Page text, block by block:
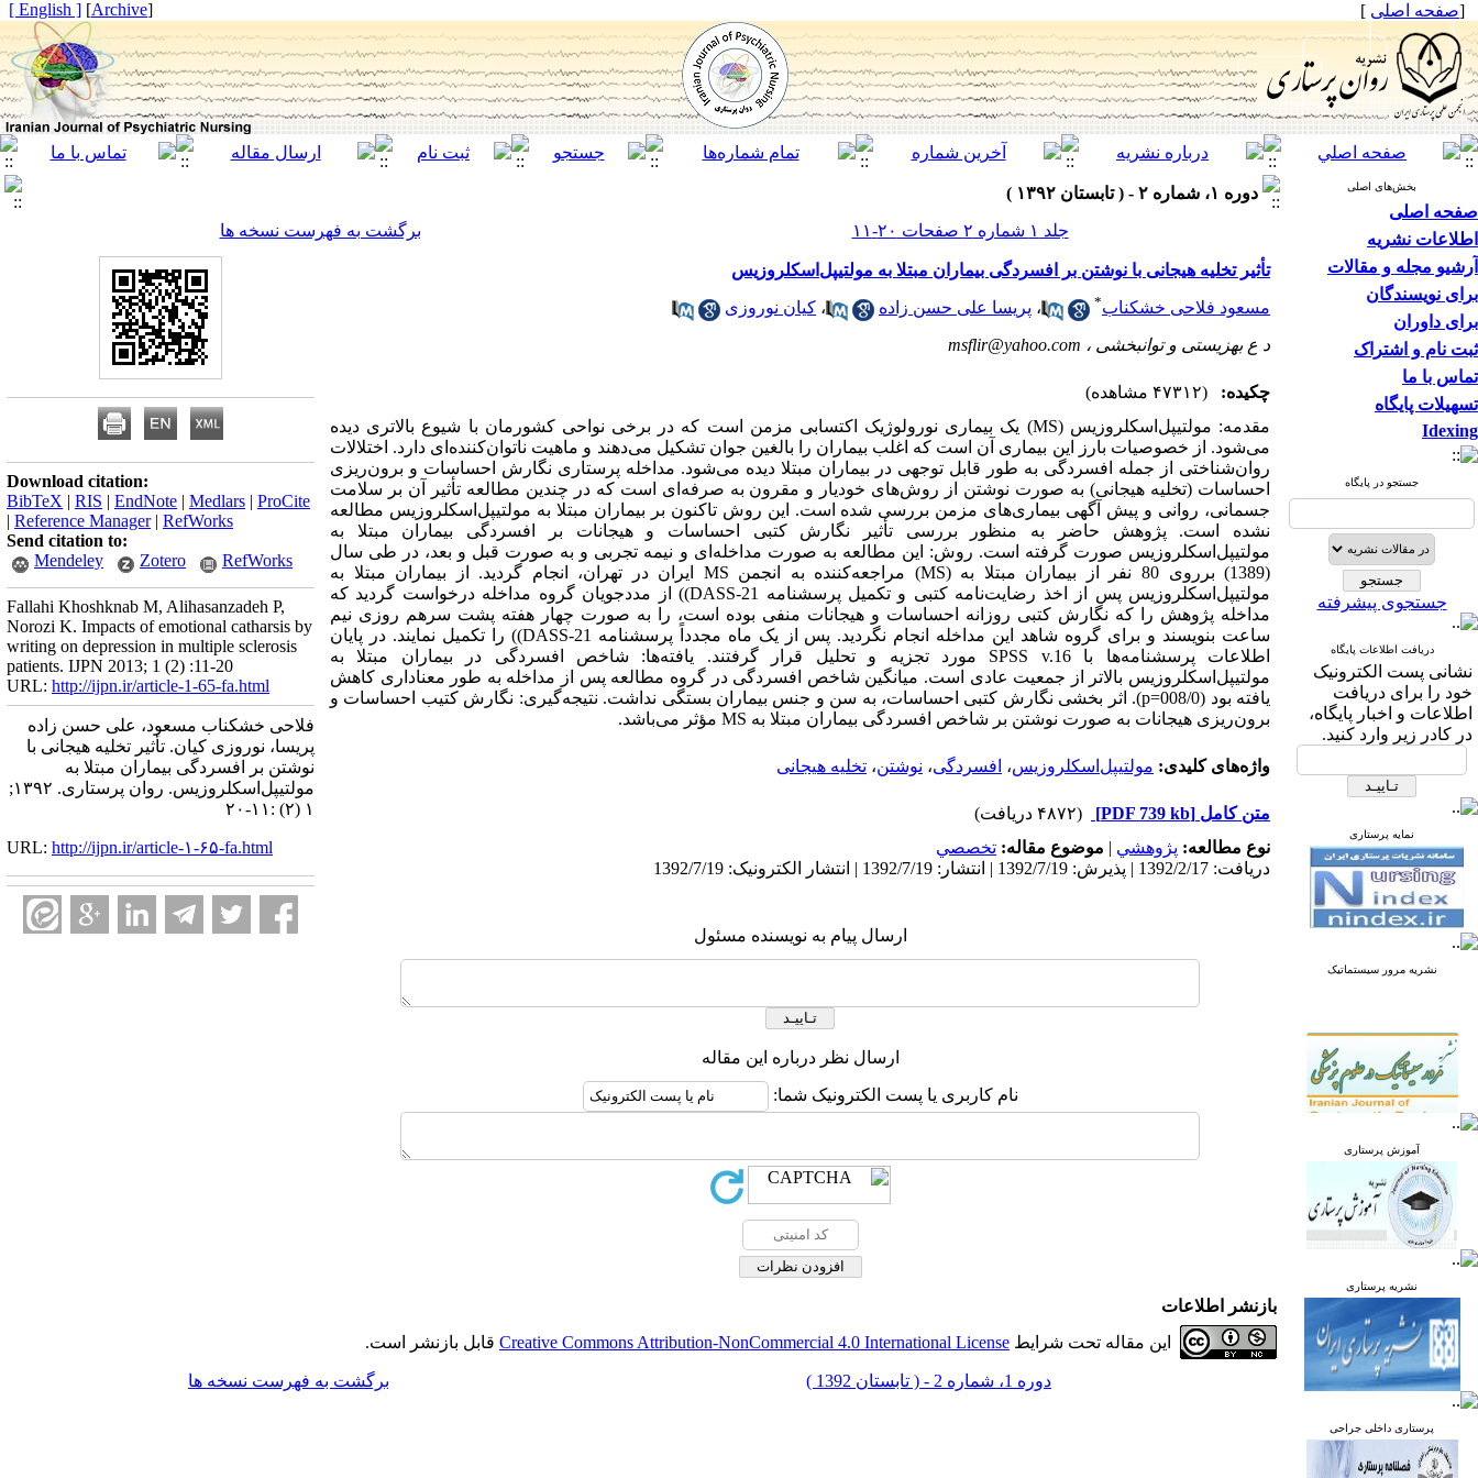
[صفحه اصلی ]
[
Archive
]
[ English ]
بخش‌های اصلی
صفحه اصلی
اطلاعات نشریه
آرشیو مجله و مقالات
برای نویسندگان
برای داوران
ثبت نام و اشتراک
تماس با ما
تسهیلات پایگاه
Idexing
جستجو در پایگاه
جستجوی پیشرفته
دریافت اطلاعات پایگاه
نشانی پست الکترونیک
خود را برای دریافت
اطلاعات و اخبار پایگاه،
در کادر زیر وارد کنید.
نمایه پرستاری
نشریه مرور سیستماتیک
آموزش پرستاری
نشریه پرستاری
پرستاری داخلی جراحی
دوره ۱، شماره ۲ - ( تابستان ۱۳۹۲ )
جلد ۱ شماره ۲ صفحات ۲۰-۱۱
برگشت به فهرست نسخه ها
تأثیر تخلیه هیجانی با نوشتن بر افسردگی بیماران مبتلا به مولتیپل‌اسکلروزیس
مسعود فلاحی خشکناب* ، پریسا علی حسن زاده ، کیان نوروزی
د ع بهزیستی و توانبخشی ، msflir@yahoo.com
چکیده:
(۴۷۳۱۲ مشاهده)
مقدمه: مولتیپل‌اسکلروزیس (MS) یک بیماری نورولوژیک اکتسابی مزمن است که در برخی نواحی کشورمان با شیوع بالاتری دیده
می‌شود. از خصوصیات بارز این بیماری آن است که اغلب بیماران را بالغین جوان تشکیل می‌دهند و ماهیت ناتوان‌کننده‌ای دارد. اختلالات
روان‌شناختی از جمله افسردگی به طور قابل توجهی در بیماران مبتلا دیده می‌شود. مداخله پرستاری نگارش احساسات و برون‌ریزی
احساسات (تخلیه هیجانی) به صورت نوشتن از روش‌های خودیار و مقرون به صرفه‌ای است که در چندین مطالعه تأثیر آن بر سلامت
جسمانی، روانی و پیش آگهی بیماری‌های مزمن بررسی شده است. این روش تاکنون بر بیماران مبتلا به مولتیپل‌اسکلروزیس مطالعه
نشده است. پژوهش حاضر به منظور بررسی تأثیر نگارش کتبی احساسات و هیجانات بر افسردگی بیماران مبتلا به
مولتیپل‌اسکلروزیس صورت گرفته است. روش: این مطالعه به صورت مداخله‌ای و نیمه تجربی و به صورت قبل و بعد، در طی سال
(1389) برروی 80 نفر از بیماران مبتلا به (MS) مراجعه‌کننده به انجمن MS ایران در تهران، انجام گردید. از بیماران مبتلا به
مولتیپل‌اسکلروزیس پس از اخذ رضایت‌نامه کتبی و تکمیل پرسشنامه DASS-21)) از مددجویان گروه مداخله درخواست گردید که
مداخله پژوهش را که نگارش کتبی روزانه احساسات و هیجانات منفی بوده است، را به صورت چهار هفته پشت سرهم روزی نیم
ساعت بنویسند و برای گروه شاهد این مداخله انجام نگردید. پس از یک ماه مجدداً پرسشنامه DASS-21)) را تکمیل نمایند. در پایان
اطلاعات پرسشنامه‌ها با SPSS v.16 مورد تجزیه و تحلیل قرار گرفتند. یافته‌ها: شاخص افسردگی در بیماران مبتلا به
مولتیپل‌اسکلروزیس بالاتر از جمعیت عادی است. میانگین شاخص افسردگی در گروه مطالعه پس از مداخله به طور معناداری کاهش
یافته بود (008/0=p). اثر بخشی نگارش کتبی احساسات، به سن و جنس بیماران بستگی نداشت. نتیجه‌گیری: نگارش کتیب احساسات و
برون‌ریزی هیجانات به صورت نوشتن بر شاخص افسردگی بیماران مبتلا به MS مؤثر می‌باشد.
واژه‌های کلیدی: مولتیپل‌اسکلروزیس، افسردگی، نوشتن، تخلیه هیجانی
متن کامل [PDF 739 kb]
(۴۸۷۲ دریافت)
نوع مطالعه: پژوهشي | موضوع مقاله: تخصصي
دریافت: 1392/2/17 | پذیرش: 1392/7/19 | انتشار: 1392/7/19 | انتشار الکترونیک: 1392/7/19
ارسال پیام به نویسنده مسئول
ارسال نظر درباره این مقاله
نام کاربری یا پست الکترونیک شما:
Download citation:
BibTeX | RIS | EndNote | Medlars | ProCite
| Reference Manager| RefWorks
Send citation to:
Mendeley
Zotero RefWorks
Fallahi Khoshknab M, Alihasanzadeh P,
Norozi K. Impacts of emotional catharsis by
writing on depression in multiple sclerosis
patients. IJPN 2013; 1 (2) :11-20
URL: http://ijpn.ir/article-1-65-fa.html
فلاحی خشکناب مسعود، علی حسن زاده
پریسا، نوروزی کیان. تأثیر تخلیه هیجانی با
نوشتن بر افسردگی بیماران مبتلا به
مولتیپل‌اسکلروزیس. روان پرستاری. ۱۳۹۲;
۱ (۲) :۱۱-۲۰
URL: http://ijpn.ir/article-۱-۶۵-fa.html
بازنشر اطلاعات
این مقاله تحت شرایط Creative Commons Attribution-NonCommercial 4.0 International License قابل بازنشر است.
دوره 1، شماره 2 - ( تابستان 1392 ) برگشت به فهرست نسخه ها